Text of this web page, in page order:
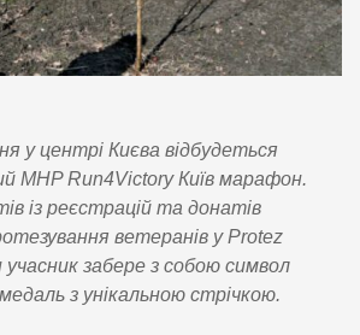
у центрі Києва відбудеться
MHP Run4Victory Київ марафон.
із реєстрацій та донатів
ветеранів у Protez
забере з собою символ
з унікальною стрічкою.